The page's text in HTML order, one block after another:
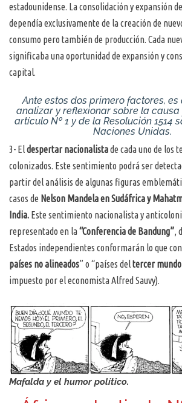
estadounidense. La consolidación y expansión
dependía exclusivamente de la creación de
consumo pero también de producción. Cada
significaba una oportunidad de expansión y
capital.
Ante estos dos primero factores, es
analizar y reflexionar sobre la causa
artículo Nº 1 y de la Resolución 1514
Naciones Unidas.
3- Eldespertar nacionalistade cada uno de los
colonizados. Este sentimiento podrá ser
partir del análisis de algunas figuras
casos de Nelson Mandela en Sudáfrica y
India. Este sentimiento nacionalista y
representado en la“Conferencia de Bandung”,
Estados independientes conformarán lo que
países no alineados” o “países deltercer mundo
impuesto por el economista Alfred Sauvy).
Mafalda y el humor político.